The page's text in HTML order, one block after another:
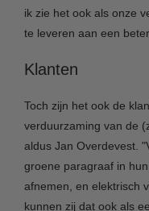
ik zie het ook als onze
te leveren aan een
Klanten
Toch zijn het ook de
verduurzaming van de
aldus Jan Overdevest.
groene paragraaf in
afnemen, en elektrisch
kunnen zij dat ook als